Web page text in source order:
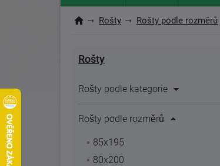
Rošty Rošty podle rozměrů
Rošty
Rošty podle kategorie
Rošty podle rozměrů
85x195
80x200